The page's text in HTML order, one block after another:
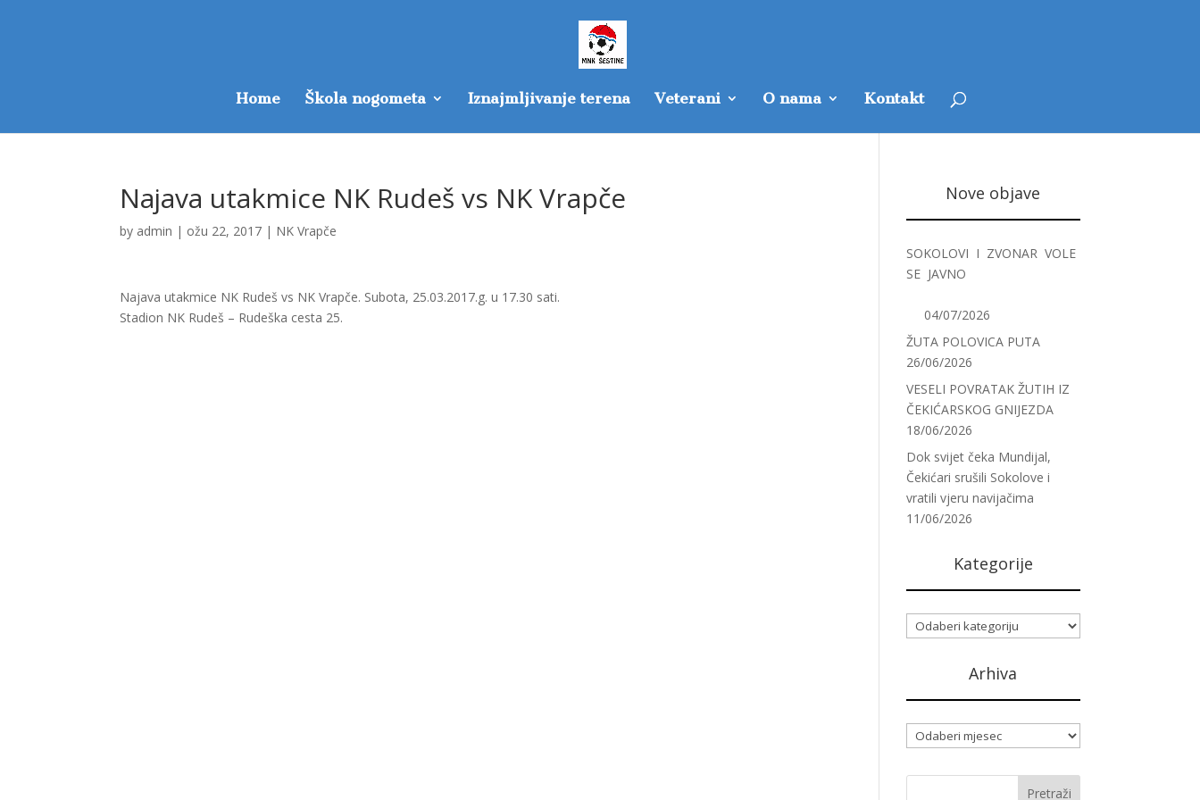
Home Škola nogometa Iznajmljivanje terena Veterani O nama Kontakt
Najava utakmice NK Rudeš vs NK Vrapče
by admin | ožu 22, 2017 | NK Vrapče
Najava utakmice NK Rudeš vs NK Vrapče. Subota, 25.03.2017.g. u 17.30 sati.
Stadion NK Rudeš – Rudeška cesta 25.
Nove objave
SOKOLOVI I ZVONAR VOLE
SE JAVNO
04/07/2026
ŽUTA POLOVICA PUTA
26/06/2026
VESELI POVRATAK ŽUTIH IZ
ČEKIĆARSKOG GNIJEZDA
18/06/2026
Dok svijet čeka Mundijal,
Čekićari srušili Sokolove i
vratili vjeru navijačima
11/06/2026
Kategorije
Kategorije
Arhiva
Arhiva